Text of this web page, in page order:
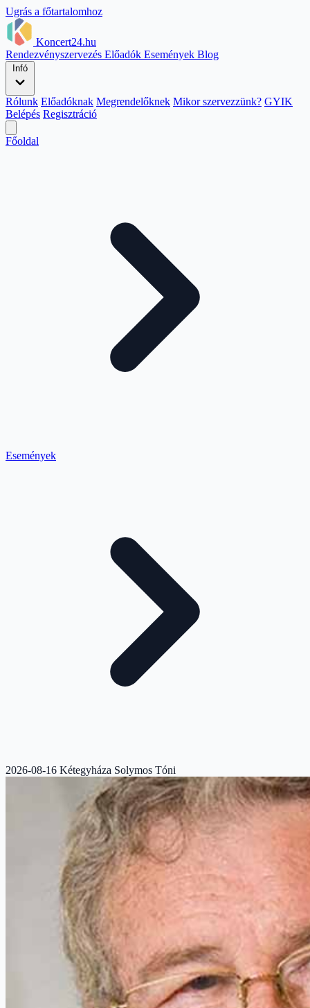
Ugrás a főtartalomhoz
Koncert24.hu
Rendezvényszervezés Előadók Események Blog
Infó
Rólunk Előadóknak Megrendelőknek Mikor szervezzünk? GYIK
Belépés Regisztráció
Főoldal
Események
2026-08-16 Kétegyháza Solymos Tóni